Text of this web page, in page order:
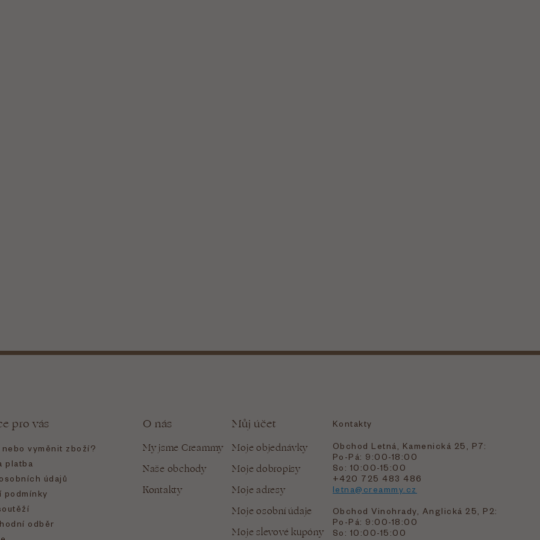
pro vás
vyměnit zboží?
platba
údajů
podmínky
odběr
O nás
My jsme Creammy
Naše obchody
Kontakty
Můj účet
Moje objednávky
Moje dobropisy
Moje adresy
Moje osobní údaje
Moje slevové kupóny
Kontakty
Obchod Letná, Kamenická 25, P7:
Po-Pá: 9:00-18:00
So: 10:00-15:00
+420 725 483 486
letna@creammy.cz
Obchod Vinohrady, Anglická 25, P2:
Po-Pá: 9:00-18:00
So: 10:00-15:00